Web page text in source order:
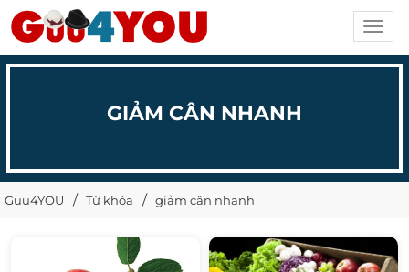
GIẢM CÂN NHANH
Guu4YOU Từ khóa giảm cân nhanh